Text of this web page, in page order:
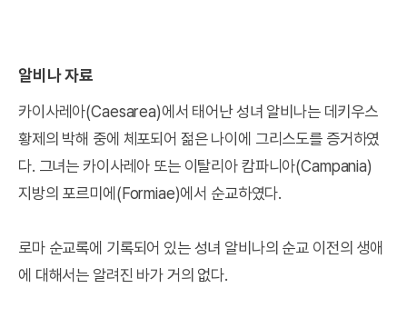
알비나 자료
카이사레아(Caesarea)에서 태어난 성녀 알비나는 데키우스
황제의 박해 중에 체포되어 젊은 나이에 그리스도를 증거하였
다. 그녀는 카이사레아 또는 이탈리아 캄파니아(Campania)
지방의 포르미에(Formiae)에서 순교하였다.
로마 순교록에 기록되어 있는 성녀 알비나의 순교 이전의 생애
에 대해서는 알려진 바가 거의 없다.